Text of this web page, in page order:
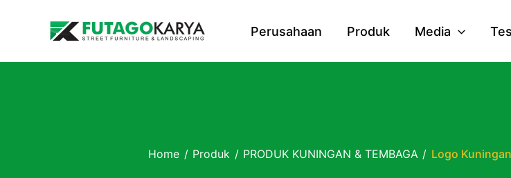
Perusahaan Produk Media
Home / Produk / PRODUK KUNINGAN & TEMBAGA / Logo